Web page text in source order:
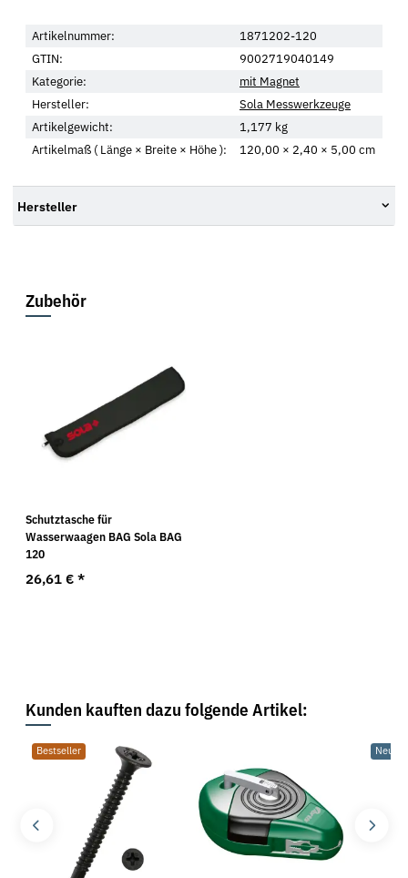
Artikelnummer:
1871202-120
GTIN:
9002719040149
Kategorie:
mit Magnet
Hersteller:
Sola Messwerkzeuge
Artikelgewicht:
1,177 kg
Artikelmaß ( Länge × Breite × Höhe ):
120,00 × 2,40 × 5,00 cm
Hersteller
Zubehör
Schutztasche für
Wasserwaagen BAG Sola BAG
120
26,61 € *
Kunden kauften dazu folgende Artikel:
Bestseller Neu